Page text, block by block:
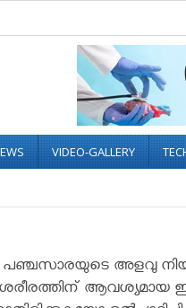
VIDEO-GALLERY
പഞ്ചസാരയുടെ അളവു
ആവശ്യമായ